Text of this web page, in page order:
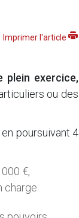
Imprimer l'article
plein exercice,
ou des
poursuivant 4
€,
charge.